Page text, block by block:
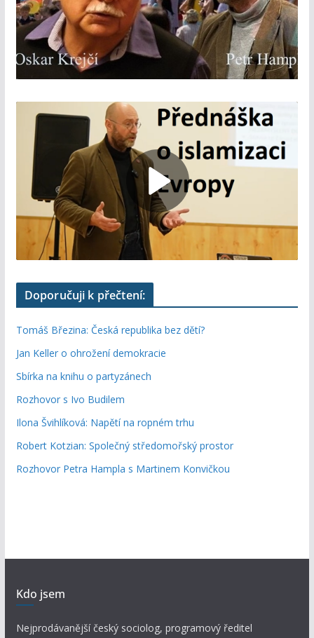
Doporučuji k přečtení:
Tomáš Březina: Česká republika bez dětí?
Jan Keller o ohrožení demokracie
Sbírka na knihu o partyzánech
Rozhovor s Ivo Budilem
Ilona Švihlíková: Napětí na ropném trhu
Robert Kotzian: Společný středomořský prostor
Rozhovor Petra Hampla s Martinem Konvičkou
Kdo jsem
Nejprodávanější český sociolog, programový ředitel